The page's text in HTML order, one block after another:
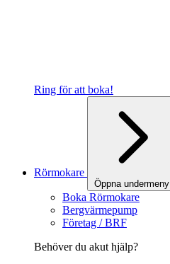
Ring för att boka!
Rörmokare
Öppna undermeny
Boka Rörmokare
Bergvärmepump
Företag / BRF
Behöver du akut hjälp?